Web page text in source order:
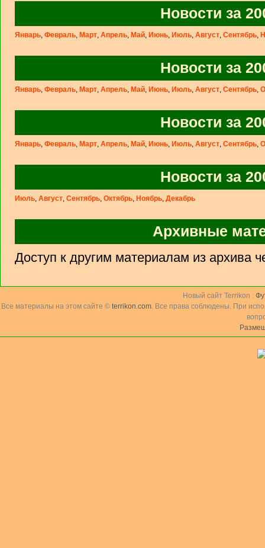
Новости за
Январь, Февраль, Март, Апрель, Май, Июнь, Июль, Август, Сентябрь,
Новости за
Январь, Февраль, Март, Апрель, Май, Июнь, Июль, Август, Сентябрь,
Новости за
Январь, Февраль, Март, Апрель, Май, Июнь, Июль, Август, Сентябрь,
Новости за
Июль, Август, Сентябрь, Октябрь, Ноябрь, Декабрь
Архивные
Доступ к другим материалам из архива
Новый сайт Terrikon :
Все материалы на этом сайте © terrikon.com. Все права соблюдены. При